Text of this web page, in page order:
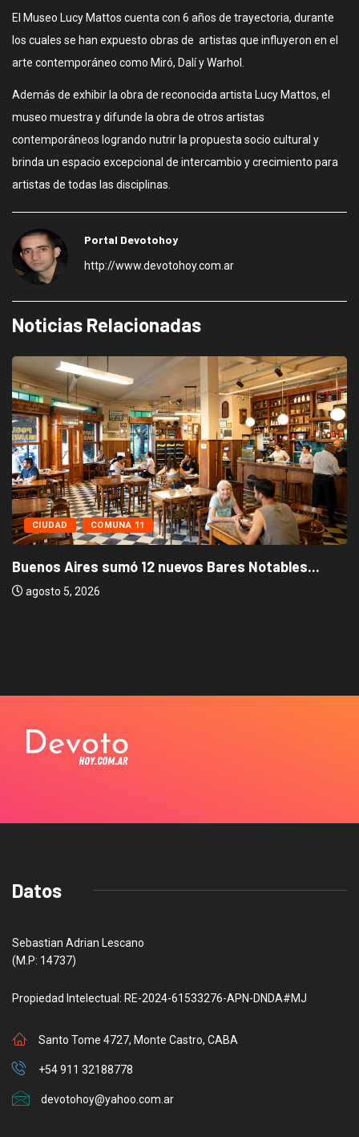
El Museo Lucy Mattos cuenta con 6 años de trayectoria, durante
los cuales se han expuesto obras de artistas que influyeron en el
arte contemporáneo como Miró, Dalí y Warhol.
Además de exhibir la obra de reconocida artista Lucy Mattos, el
museo muestra y difunde la obra de otros artistas
contemporáneos logrando nutrir la propuesta socio cultural y
brinda un espacio excepcional de intercambio y crecimiento para
artistas de todas las disciplinas.
Portal Devotohoy
http://www.devotohoy.com.ar
Noticias Relacionadas
CIUDAD COMUNA 11
Buenos Aires sumó 12 nuevos Bares Notables...
agosto 5, 2026
Datos
Sebastian Adrian Lescano
(M.P: 14737)
Propiedad Intelectual: RE-2024-61533276-APN-DNDA#MJ
Santo Tome 4727, Monte Castro, CABA
+54 911 32188778
devotohoy@yahoo.com.ar